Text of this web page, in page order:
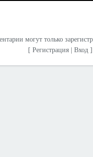
могут только
[ Регистрация| Вход]